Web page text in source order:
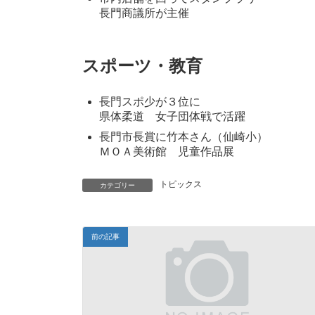
長門商議所が主催
スポーツ・教育
長門スポ少が３位に
県体柔道 女子団体戦で活躍
長門市長賞に竹本さん（仙崎小）
ＭＯＡ美術館 児童作品展
カテゴリー トピックス
前の記事